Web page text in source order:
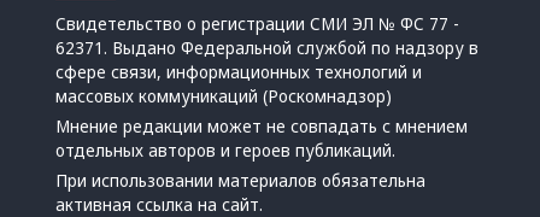
Свидетельство о регистрации СМИ ЭЛ № ФС 77 -
62371. Выдано Федеральной службой по надзору в
сфере связи, информационных технологий и
массовых коммуникаций (Роскомнадзор)
Мнение редакции может не совпадать с мнением
отдельных авторов и героев публикаций.
При использовании материалов обязательна
активная ссылка на сайт.